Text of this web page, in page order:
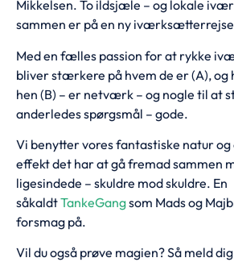
Mikkelsen. To ildsjæle – og lokale
sammen er på en ny
Med en fælles passion for at rykke
bliver stærkere på hvem de er (A), og
hen (B) – er netværk – og nogle til at
anderledes spørgsmål – gode.
Vi benytter vores fantastiske natur og
effekt det har at gå fremad sammen
ligesindede – skuldre mod skuldre. En
såkaldtTankeGangsom Mads og
forsmag på.
Vil du også prøve magien? Så meld